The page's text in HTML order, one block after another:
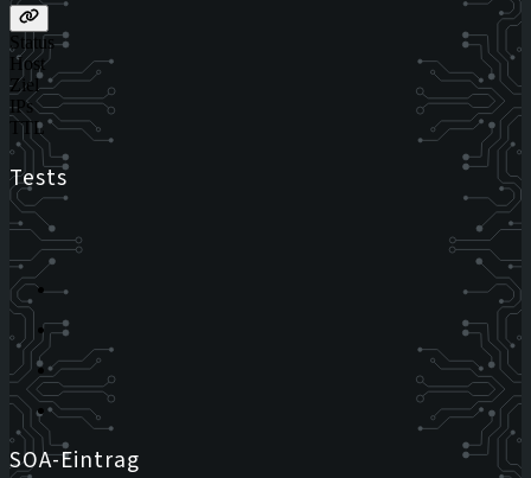
Status
Host
Ziel
IPs
TTL
Tests
SOA-Eintrag